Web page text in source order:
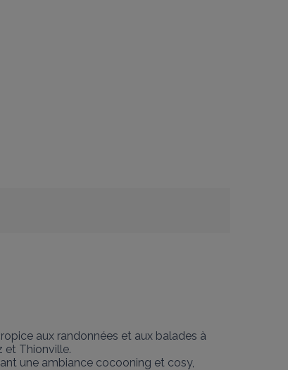
aux randonnées et aux balades à
et Thionville.
une ambiance cocooning et cosy,